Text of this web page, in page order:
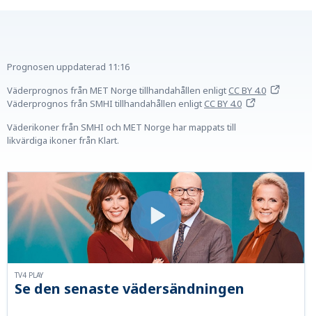
Prognosen uppdaterad 11:16
Väderprognos från MET Norge tillhandahållen enligtCC BY 4.0
Väderprognos från SMHI tillhandahållen enligtCC BY 4.0
Väderikoner från SMHI och MET Norge har mappats till
likvärdiga ikoner från Klart.
Se den senaste vädersändningen
TV4 PLAY